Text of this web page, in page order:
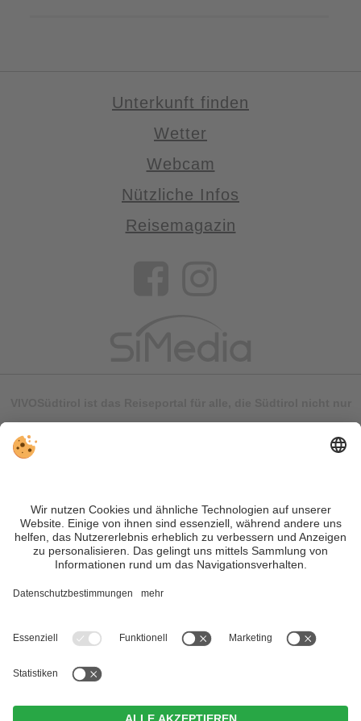
Unterkunft finden
Wetter
Webcam
Nützliche Infos
Reisemagazin
können Fehler auftreten. Wir übernehmen keine Gewähr für
die Richtigkeit und Vollständigkeit aller Informationen.
Informieren Sie sich sicherheitshalber nochmals beim
Veranstalter vor Ort über die aktuellen Bedingungen.
Sitemap| Impressum&Datenschutz
Individuelle Cookie-